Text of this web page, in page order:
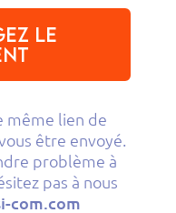
le
même lien de
être envoyé.
problème à
pas à nous
com.com